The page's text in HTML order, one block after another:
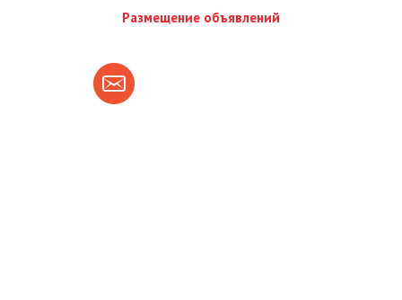
Размещение объявлений